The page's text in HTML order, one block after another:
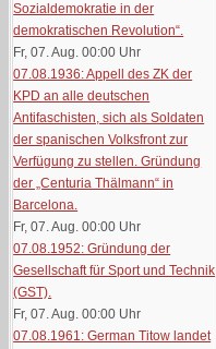
Sozialdemokratie in der
demokratischen Revolution“.
Fr, 07. Aug. 00:00 Uhr
07.08.1936: Appell des ZK der
KPD an alle deutschen
Antifaschisten, sich als Soldaten
der spanischen Volksfront zur
Verfügung zu stellen. Gründung
der „Centuria Thälmann“ in
Barcelona.
Fr, 07. Aug. 00:00 Uhr
07.08.1952: Gründung der
Gesellschaft für Sport und Technik
(GST).
Fr, 07. Aug. 00:00 Uhr
07.08.1961: German Titow landet